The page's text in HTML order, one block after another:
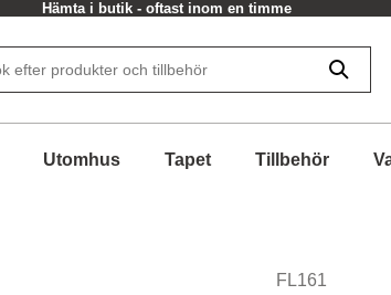
Hämta i butik - oftast inom en timme
Utomhus Tapet Tillbehör
FL161